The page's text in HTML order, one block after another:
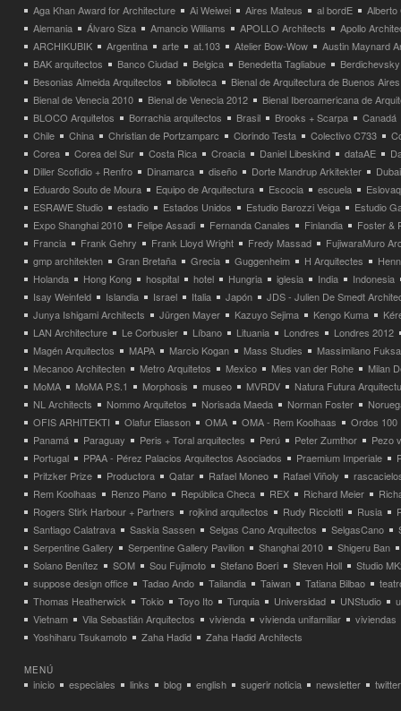
Aga Khan Award for Architecture
Ai Weiwei Aires Mateus al bordE
Alberto
Alemania
Álvaro Siza Amancio Williams APOLLO Architects
Apollo
ARCHIKUBIK
Argentina arte at.103 Atelier Bow-Wow
Austin Maynard
BAK arquitectos
Banco Ciudad Belgica Benedetta Tagliabue
Besonias Almeida Arquitectos
biblioteca
Bienal de Arquitectura de Buenos Aires
Bienal de Venecia 2010
Bienal de Venecia 2012
Bienal Iberoamericana de
BLOCO Arquitetos
Borrachia arquitectos Brasil Brooks + Scarpa
Canadá
Chile
China Christian de Portzamparc Clorindo Testa Colectivo C733
Corea
Corea del Sur Costa Rica Croacia Daniel Libeskind dataAE
Diller Scofidio + Renfro
Dinamarca diseño Dorte Mandrup Arkitekter
Dubai
Eduardo Souto de Moura
Equipo de Arquitectura Escocia escuela
ESRAWE Studio
estadio Estados Unidos Estudio Barozzi Veiga
Estudio
Expo Shanghai 2010
Felipe Assadi Fernanda Canales Finlandia
Foster &
Francia
Frank Gehry Frank Lloyd Wright Fredy Massad
FujiwaraMuro
gmp architekten
Gran Bretaña Grecia Guggenheim H Arquitectes
Holanda
Hong Kong hospital hotel Hungria iglesia India
Indonesia
Isay Weinfeld
Islandia Israel Italia Japón
JDS - Julien De Smedt
Junya Ishigami Architects
Jürgen Mayer Kazuyo Sejima Kengo Kuma
LAN Architecture
Le Corbusier Líbano Lituania Londres
Londres 2012
Magén Arquitectos
MAPA Marcio Kogan Mass Studies
Massimilano
Mecanoo Architecten
Metro Arquitetos Mexico Mies van der Rohe
Milan
MoMA
MoMA P.S.1 Morphosis museo MVRDV
Natura Futura
NL Architects
Nommo Arquitetos Norisada Maeda Norman Foster
OFIS ARHITEKTI
Olafur Eliasson OMA OMA - Rem Koolhaas
Ordos 100
Panamá
Paraguay Peris + Toral arquitectes Perú Peter Zumthor
Pezo
Portugal
PPAA - Pérez Palacios Arquitectos Asociados Praemium Imperiale
Pritzker Prize
Productora Qatar Rafael Moneo Rafael Viñoly
Rem Koolhaas
Renzo Piano República Checa REX Richard Meier
Rogers Stirk Harbour + Partners
rojkind arquitectos Rudy Ricciotti Rusia
Santiago Calatrava
Saskia Sassen Selgas Cano Arquitectos SelgasCano
Serpentine Gallery
Serpentine Gallery Pavilion Shanghai 2010
Shigeru Ban
Solano Benítez
SOM Sou Fujimoto Stefano Boeri Steven Holl
Studio
suppose design office
Tadao Ando Tailandia Taiwan Tatiana Bilbao
Thomas Heatherwick
Tokio Toyo Ito Turquia Universidad UNStudio
Vietnam
Vila Sebastián Arquitectos vivienda vivienda unifamiliar
viviendas
Yoshiharu Tsukamoto
Zaha Hadid Zaha Hadid Architects
MENÚ
inicio especiales links blog english sugerir noticia newsletter twitter